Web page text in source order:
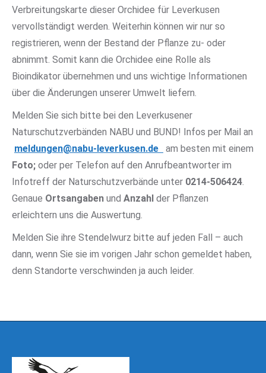
Verbreitungskarte dieser Orchidee für Leverkusen
vervollständigt werden. Weiterhin können wir nur so
registrieren, wenn der Bestand der Pflanze zu- oder
abnimmt. Somit kann die Orchidee eine Rolle als
Bioindikator übernehmen und uns wichtige Informationen
über die Änderungen unserer Umwelt liefern.
Melden Sie sich bitte bei den Leverkusener
Naturschutzverbänden NABU und BUND! Infos per Mail an
meldungen@nabu-leverkusen.de
am besten mit einem
Foto; oder per Telefon auf den Anrufbeantworter im
Infotreff der Naturschutzverbände unter 0214-506424.
Genaue Ortsangaben und Anzahl der Pflanzen
erleichtern uns die Auswertung.
Melden Sie ihre Stendelwurz bitte auf jeden Fall – auch
dann, wenn Sie sie im vorigen Jahr schon gemeldet haben,
denn Standorte verschwinden ja auch leider.